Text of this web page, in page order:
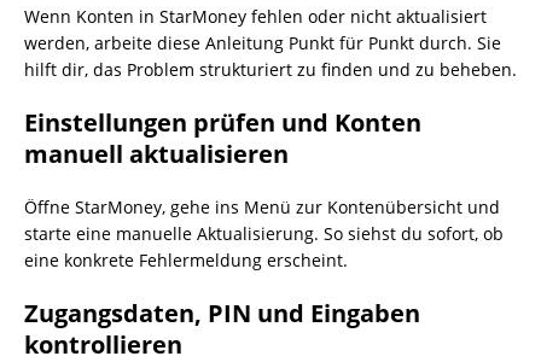
Wenn Konten in StarMoney fehlen oder nicht aktualisiert
werden, arbeite diese Anleitung Punkt für Punkt durch. Sie
hilft dir, das Problem strukturiert zu finden und zu beheben.
Einstellungen prüfen und Konten
manuell aktualisieren
Öffne StarMoney, gehe ins Menü zur Kontenübersicht und
starte eine manuelle Aktualisierung. So siehst du sofort, ob
eine konkrete Fehlermeldung erscheint.
Zugangsdaten, PIN und Eingaben
kontrollieren